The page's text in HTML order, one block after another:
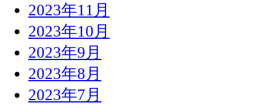
2023年11月
2023年10月
2023年9月
2023年8月
2023年7月